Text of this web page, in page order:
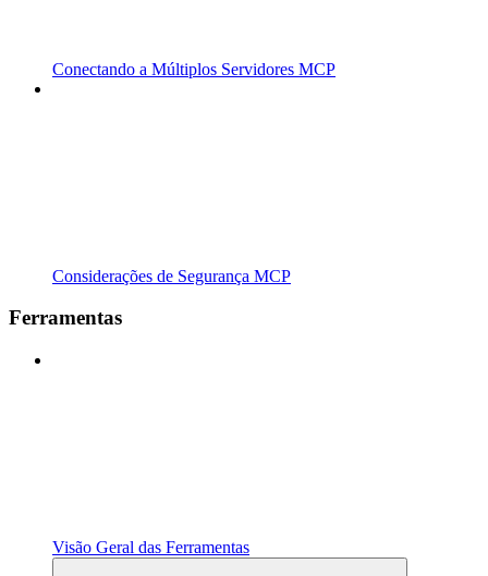
Conectando a Múltiplos Servidores MCP
Considerações de Segurança MCP
Ferramentas
Visão Geral das Ferramentas